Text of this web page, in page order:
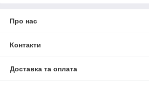
Про нас
Контакти
Доставка та оплата